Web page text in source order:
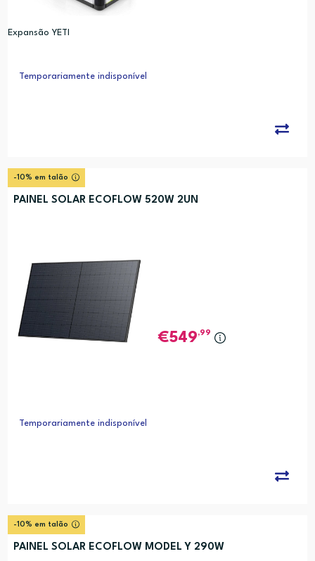
Expansão YETI
Temporariamente indisponível
-10% em talão
PAINEL SOLAR ECOFLOW 520W 2UN
549,99
Temporariamente indisponível
-10% em talão
PAINEL SOLAR ECOFLOW MODEL Y 290W